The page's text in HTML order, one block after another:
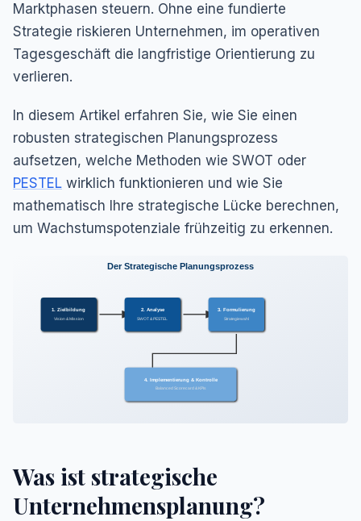
Marktphasen steuern. Ohne eine fundierte
Strategie riskieren Unternehmen, im operativen
Tagesgeschäft die langfristige Orientierung zu
verlieren.
In diesem Artikel erfahren Sie, wie Sie einen
robusten strategischen Planungsprozess
aufsetzen, welche Methoden wie SWOT oder
PESTEL wirklich funktionieren und wie Sie
mathematisch Ihre strategische Lücke berechnen,
um Wachstumspotenziale frühzeitig zu erkennen.
Der Strategische Planungsprozess
1. Zielbildung
Vision & Mission
2. Analyse
SWOT & PESTEL
3. Formulierung
Strategiewahl
4. Implementierung & Kontrolle
Balanced Scorecard & KPIs
Was ist strategische
Unternehmensplanung?